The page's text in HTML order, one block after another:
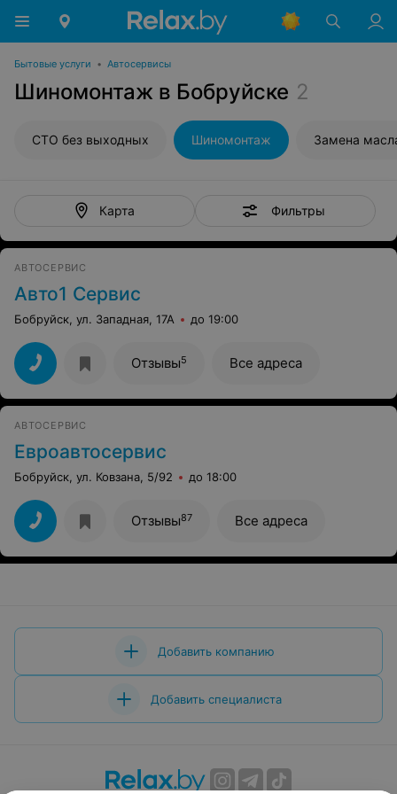
Бытовые услуги • Автосервисы
Шиномонтаж в Бобруйске 2
СТО без выходных Шиномонтаж Замена
Карта Фильтры
АВТОСЕРВИС
Авто1 Сервис
Бобруйск, ул. Западная, 17А до 19:00
Отзывы5 Все адреса
АВТОСЕРВИС
Евроавтосервис
Бобруйск, ул. Ковзана, 5/92 до 18:00
Отзывы87 Все адреса
Добавить компанию
Добавить специалиста